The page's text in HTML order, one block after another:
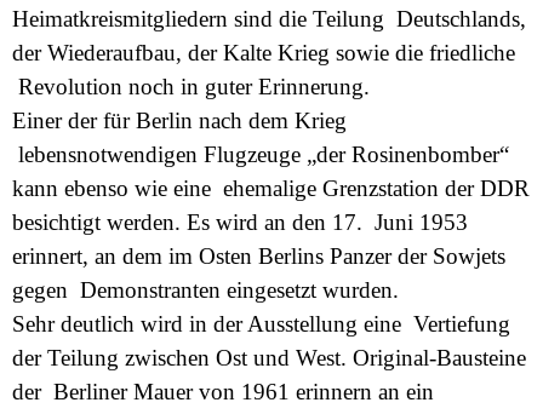
Heimatkreismitgliedern sind die Teilung Deutschlands,
der Wiederaufbau, der Kalte Krieg sowie die friedliche
Revolution noch in guter Erinnerung.
Einer der für Berlin nach dem Krieg
lebensnotwendigen Flugzeuge „der Rosinenbomber“
kann ebenso wie eine ehemalige Grenzstation der DDR
besichtigt werden. Es wird an den 17. Juni 1953
erinnert, an dem im Osten Berlins Panzer der Sowjets
gegen Demonstranten eingesetzt wurden.
Sehr deutlich wird in der Ausstellung eine Vertiefung
der Teilung zwischen Ost und West. Original-Bausteine
der Berliner Mauer von 1961 erinnern an ein